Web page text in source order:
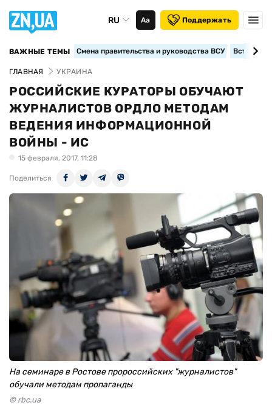
RU Аа Поддержать
ВАЖНЫЕ ТЕМЫ Смена правительства и руководства ВСУ
ГЛАВНАЯ УКРАИНА
РОССИЙСКИЕ КУРАТОРЫ ОБУЧАЮТ
ЖУРНАЛИСТОВ ОРДЛО МЕТОДАМ
ВЕДЕНИЯ ИНФОРМАЦИОННОЙ
ВОЙНЫ - ИС
15 февраля, 2017, 11:28
Поделиться
На семинаре в Ростове пророссийских "журналистов"
обучали методам пропаганды
© rbc.ua